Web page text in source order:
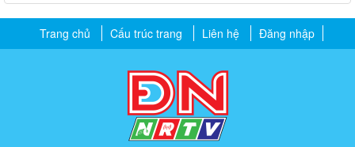
Trang chủ Cấu trúc trang Liên hệ Đăng nhập